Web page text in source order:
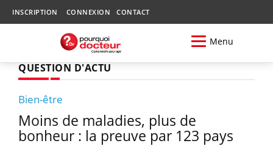
INSCRIPTION CONNEXION CONTACT
Menu
QUESTION D'ACTU
Bien-être
Moins de maladies, plus de
bonheur : la preuve par 123 pays